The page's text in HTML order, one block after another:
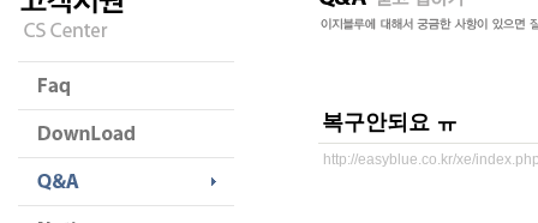
복구안되요 ㅠ
http://easyblue.co.kr/xe/